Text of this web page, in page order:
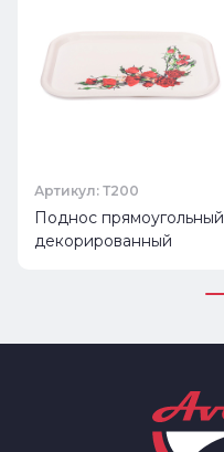
Артикул: Т200
Поднос прямоугольный
декорированный